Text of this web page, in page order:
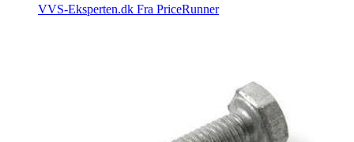
VVS-Eksperten.dk Fra PriceRunner